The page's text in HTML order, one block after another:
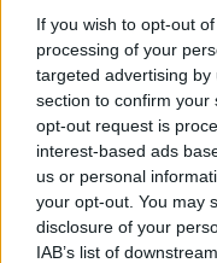
If you wish to opt-out
processing of your
targeted advertising
section to confirm your
opt-out request is
interest-based ads
us or personal
your opt-out. You may
disclosure of your
IAB’s list of
acogido por los